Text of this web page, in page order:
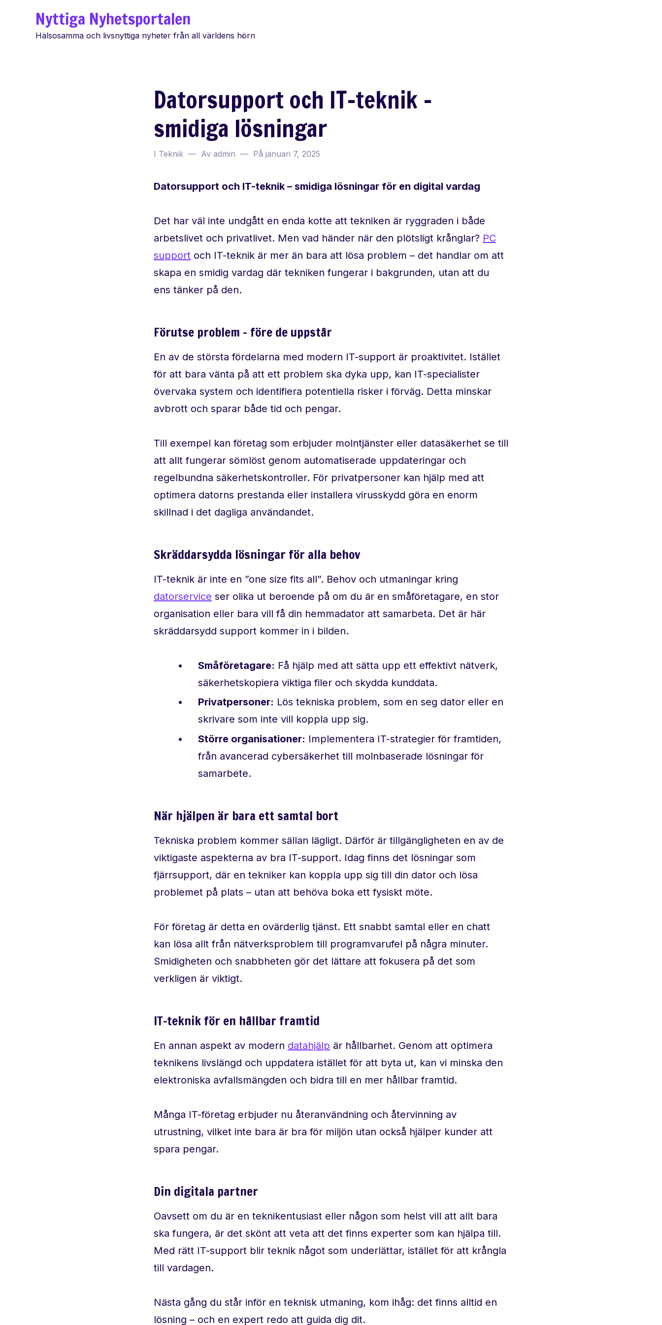
Nyttiga Nyhetsportalen
Hälsosamma och livsnyttiga nyheter från all världens hörn
Datorsupport och IT-teknik –
smidiga lösningar
I Teknik Av admin På januari 7, 2025
Datorsupport och IT-teknik – smidiga lösningar för en digital vardag
Det har väl inte undgått en enda kotte att tekniken är ryggraden i både
arbetslivet och privatlivet. Men vad händer när den plötsligt krånglar? PC
support och IT-teknik är mer än bara att lösa problem – det handlar om att
skapa en smidig vardag där tekniken fungerar i bakgrunden, utan att du
ens tänker på den.
Förutse problem – före de uppstår
En av de största fördelarna med modern IT-support är proaktivitet. Istället
för att bara vänta på att ett problem ska dyka upp, kan IT-specialister
övervaka system och identifiera potentiella risker i förväg. Detta minskar
avbrott och sparar både tid och pengar.
Till exempel kan företag som erbjuder molntjänster eller datasäkerhet se till
att allt fungerar sömlöst genom automatiserade uppdateringar och
regelbundna säkerhetskontroller. För privatpersoner kan hjälp med att
optimera datorns prestanda eller installera virusskydd göra en enorm
skillnad i det dagliga användandet.
Skräddarsydda lösningar för alla behov
IT-teknik är inte en ”one size fits all”. Behov och utmaningar kring
datorservice ser olika ut beroende på om du är en småföretagare, en stor
organisation eller bara vill få din hemmadator att samarbeta. Det är här
skräddarsydd support kommer in i bilden.
Småföretagare: Få hjälp med att sätta upp ett effektivt nätverk,
säkerhetskopiera viktiga filer och skydda kunddata.
Privatpersoner: Lös tekniska problem, som en seg dator eller en
skrivare som inte vill koppla upp sig.
Större organisationer: Implementera IT-strategier för framtiden,
från avancerad cybersäkerhet till molnbaserade lösningar för
samarbete.
När hjälpen är bara ett samtal bort
Tekniska problem kommer sällan lägligt. Därför är tillgängligheten en av de
viktigaste aspekterna av bra IT-support. Idag finns det lösningar som
fjärrsupport, där en tekniker kan koppla upp sig till din dator och lösa
problemet på plats – utan att behöva boka ett fysiskt möte.
För företag är detta en ovärderlig tjänst. Ett snabbt samtal eller en chatt
kan lösa allt från nätverksproblem till programvarufel på några minuter.
Smidigheten och snabbheten gör det lättare att fokusera på det som
verkligen är viktigt.
IT-teknik för en hållbar framtid
En annan aspekt av modern datahjälp är hållbarhet. Genom att optimera
teknikens livslängd och uppdatera istället för att byta ut, kan vi minska den
elektroniska avfallsmängden och bidra till en mer hållbar framtid.
Många IT-företag erbjuder nu återanvändning och återvinning av
utrustning, vilket inte bara är bra för miljön utan också hjälper kunder att
spara pengar.
Din digitala partner
Oavsett om du är en teknikentusiast eller någon som helst vill att allt bara
ska fungera, är det skönt att veta att det finns experter som kan hjälpa till.
Med rätt IT-support blir teknik något som underlättar, istället för att krångla
till vardagen.
Nästa gång du står inför en teknisk utmaning, kom ihåg: det finns alltid en
lösning – och en expert redo att guida dig dit.